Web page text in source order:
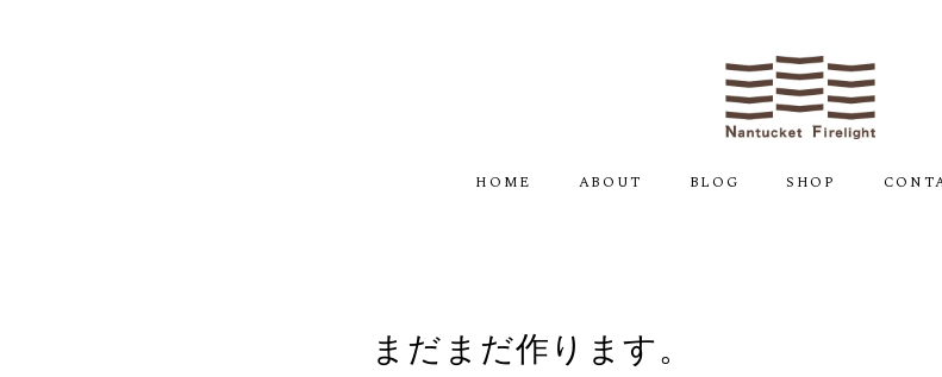
HOME ABOUT BLOG SHOP
まだまだ作ります。